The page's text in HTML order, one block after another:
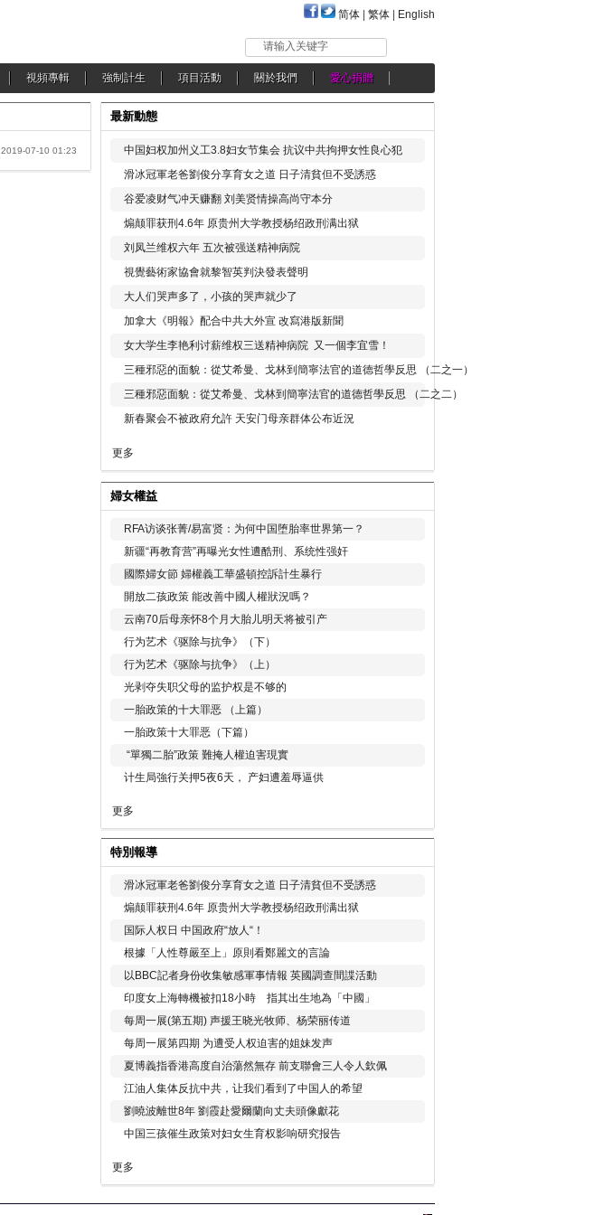
简体 繁体 English
请输入关键字
視頻專輯 強制計生 項目活動 關於我們 愛心捐贈
2019-07-10 01:23
最新動態
中国妇权加州义工3.8妇女节集会 抗议中共拘押女性良心犯
滑冰冠軍老爸劉俊分享育女之道 日子清貧但不受誘惑
谷爱凌财气冲天赚翻 刘美贤情操高尚守本分
煽颠罪获刑4.6年 原贵州大学教授杨绍政刑满出狱
刘凤兰维权六年 五次被强送精神病院
視覺藝術家協會就黎智英判決發表聲明
大人们哭声多了，小孩的哭声就少了
加拿大《明報》配合中共大外宣 改寫港版新聞
女大学生李艳利讨薪维权三送精神病院 又一個李宜雪！
三種邪惡的面貌：從艾希曼、戈林到簡寧法官的道德哲學反思 （二之一）
三種邪惡面貌：從艾希曼、戈林到簡寧法官的道德哲學反思 （二之二）
新春聚会不被政府允許 天安门母亲群体公布近況
更多
婦女權益
RFA访谈张菁/易富贤：为何中国堕胎率世界第一？
新疆“再教育营”再曝光女性遭酷刑、系统性强奸
國際婦女節 婦權義工華盛頓控訴計生暴行
開放二孩政策 能改善中國人權狀況嗎？
云南70后母亲怀8个月大胎儿明天将被引产
行为艺术《驱除与抗争》（下）
行为艺术《驱除与抗争》（上）
光剥夺失职父母的监护权是不够的
一胎政策的十大罪恶 （上篇）
一胎政策十大罪恶（下篇）
“單獨二胎”政策 難掩人權迫害現實
计生局強行关押5夜6天， 产妇遭羞辱逼供
更多
特別報導
滑冰冠軍老爸劉俊分享育女之道 日子清貧但不受誘惑
煽颠罪获刑4.6年 原贵州大学教授杨绍政刑满出狱
国际人权日 中国政府“放人“！
根據「人性尊嚴至上」原則看鄭麗文的言論
以BBC記者身份收集敏感軍事情報 英國調查間諜活動
印度女上海轉機被扣18小時 指其出生地為「中國」
每周一展(第五期) 声援王晓光牧师、杨荣丽传道
每周一展第四期 为遭受人权迫害的姐妹发声
夏博義指香港高度自治蕩然無存 前支聯會三人令人欽佩
江油人集体反抗中共，让我们看到了中国人的希望
劉曉波離世8年 劉霞赴愛爾蘭向丈夫頭像獻花
中国三孩催生政策对妇女生育权影响研究报告
更多